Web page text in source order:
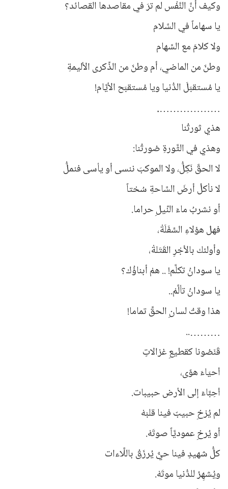
وكيف أنَّ النَّفْس لم ترَ في مقاصدها القصائد؟
يا سهاماً في السَّلام
ولا كلامَ مع السِّهام
وطنٌ من الماضي، أم وطنٌ من الذِّكرى الأليمةِ
يا مُستقبَلَ الدُّنيا ويا مُستقبَح الأيَّام!
……………….
هذي ثورتُنا
وهذي في الثَّورةِ صُورتُنا:
لا الحقَّ نَكِلُّ، ولا الموكبَ ننسى أو يأسى فنملُّ
لا نأكلُ أرضَ السَّاحةِ سُحْتاً
أو نشربُ ماءَ النِّيلِ حراما.
فهل هؤلاءِ السٍّفَلَةْ،
وأولئك بالأَجْرِ القَتَلةْ،
يا سودانُ تكلَّم! .. همْ أبناؤُك؟
يا سودانُ تألَّمْ..
هذا وقتُ لسانِ الحقِّ تماما!
………..
قَنَصُونا كقطيعِ غزالاتٍ
أَحيَاءَ هوًى،
أَحِبَّاءَ إلى الأرض حبيبات.
لم يُرْخِ حبيبٌ فينا قلبَهْ
أو يُرخِ عموديَّاً صوتَهْ.
كلُّ شهيدٍ فينا حيٌّ يُرزَقُ باللَّاءات
ويُشهِرُ للدُّنيا موتَهْ.